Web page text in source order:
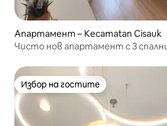
Апартамент – Kecamatan Cisauk
Чисто нов апартамент с 3
Избор на гостите
Избор на гостите